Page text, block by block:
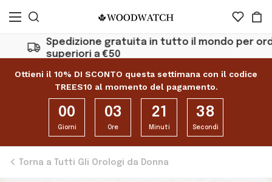
Spedizione gratuita in tutto il mondo per
superiori a €50
Ottieni il 10% DI SCONTO questa settimana con il codice
TREES10 al momento del pagamento.
00
Giorni
03
Ore
21
Minuti
38
Secondi
Torna a Tutti Gli Orologi da Donna